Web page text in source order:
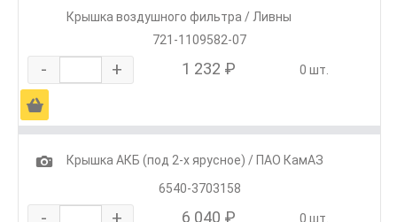
Крышка воздушного фильтра / Ливны
721-1109582-07
- + 1 232 ₽ 0 шт.
Ä
1
Крышка АКБ (под 2-х ярусное) / ПАО КамАЗ
6540-3703158
- + 6 040 ₽ 0 шт.